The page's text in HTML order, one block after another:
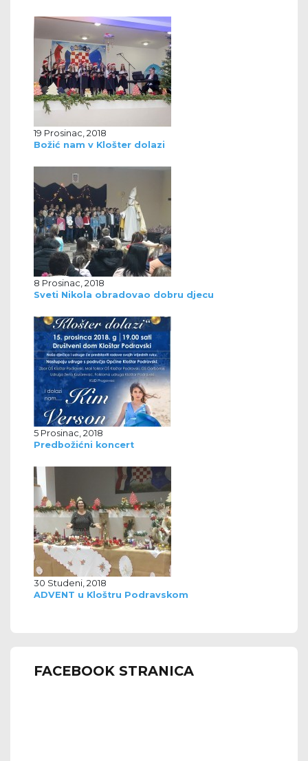
19 Prosinac, 2018
Božić nam v Klošter dolazi
8 Prosinac, 2018
Sveti Nikola obradovao dobru djecu
5 Prosinac, 2018
Predbožićni koncert
30 Studeni, 2018
ADVENT u Kloštru Podravskom
FACEBOOK STRANICA